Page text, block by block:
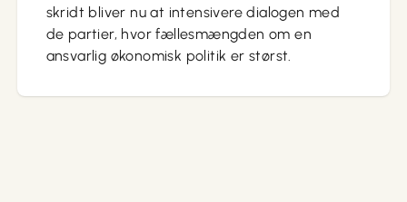
skridt bliver nu at intensivere dialogen med
de partier, hvor fællesmængden om en
ansvarlig økonomisk politik er størst.